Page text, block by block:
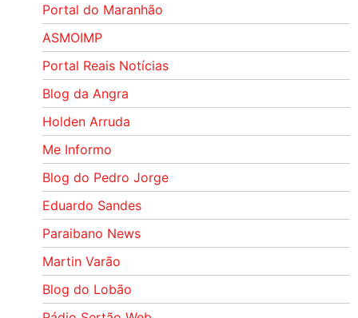
Portal do Maranhão
ASMOIMP
Portal Reais Notí­cias
Blog da Angra
Holden Arruda
Me Informo
Blog do Pedro Jorge
Eduardo Sandes
Paraibano News
Martin Varão
Blog do Lobão